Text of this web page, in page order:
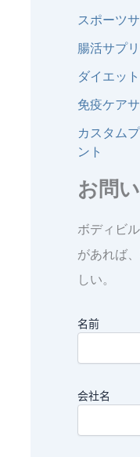
スポーツ
腸活サプ
ダイエッ
免疫ケア
カスタム
ント
お問
ボディビ
があれば
しい。
名前
会社名